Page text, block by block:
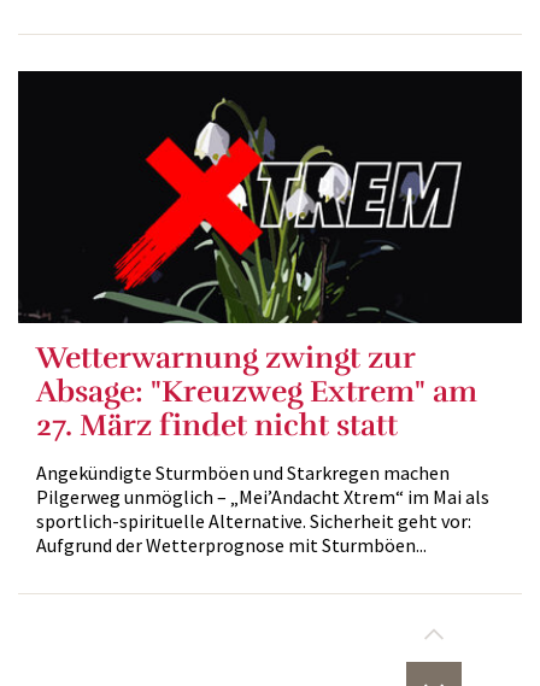
Wetterwarnung zwingt zur
Absage: "Kreuzweg Extrem" am
27. März findet nicht statt
Angekündigte Sturmböen und Starkregen machen
Pilgerweg unmöglich – „Mei’Andacht Xtrem“ im Mai als
sportlich-spirituelle Alternative. Sicherheit geht vor:
Aufgrund der Wetterprognose mit Sturmböen...